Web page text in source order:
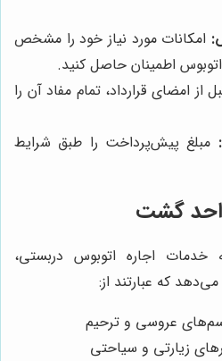
امکانات مورد نیاز خود را مشخص
اتوبوس اطمینان حاصل کنید.
از امضای قرارداد، تمام مفاد آن را
مبلغ پیش‌پرداخت را طبق شرایط
گشت
خدمات اجاره اتوبوس دربستی،
که عبارتند از:
عروسی و ترحیم
زیارتی و سیاحتی